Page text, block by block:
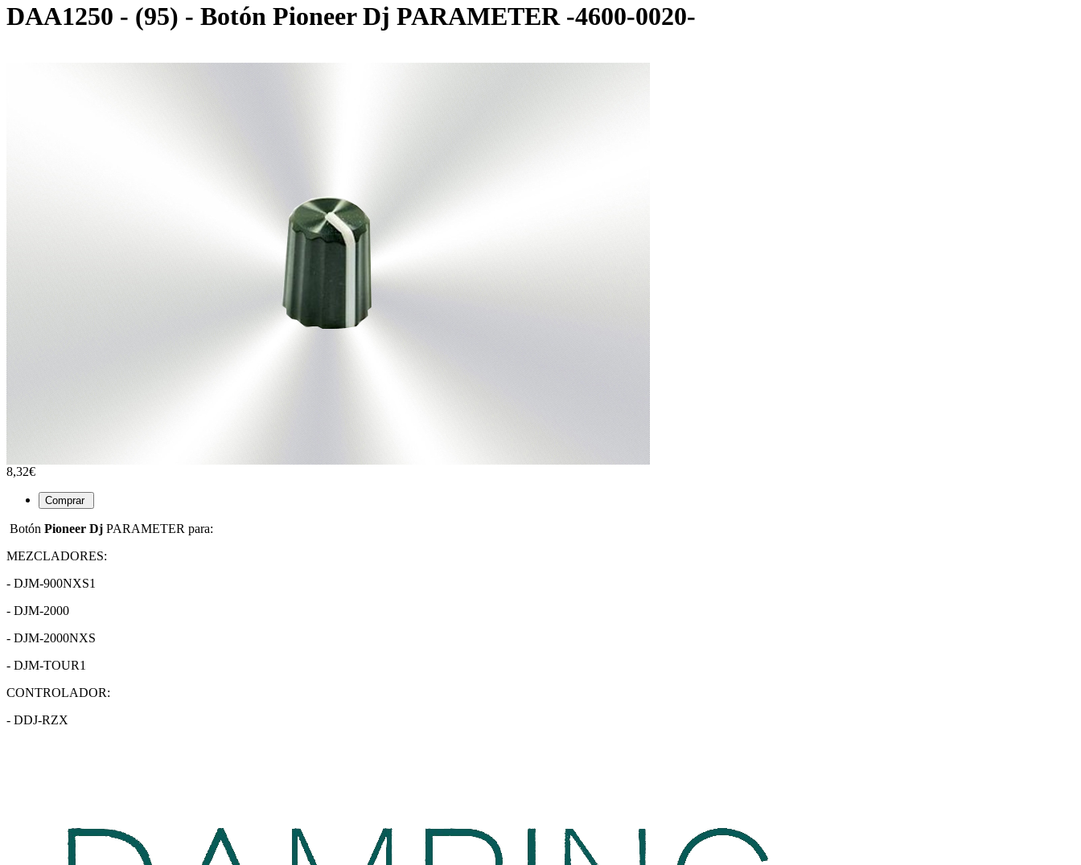
DAA1250 - (95) - Botón Pioneer Dj PARAMETER -4600-0020-
8,32€
Botón Pioneer Dj PARAMETER para:
MEZCLADORES:
- DJM-900NXS1
- DJM-2000
- DJM-2000NXS
- DJM-TOUR1
CONTROLADOR:
- DDJ-RZX